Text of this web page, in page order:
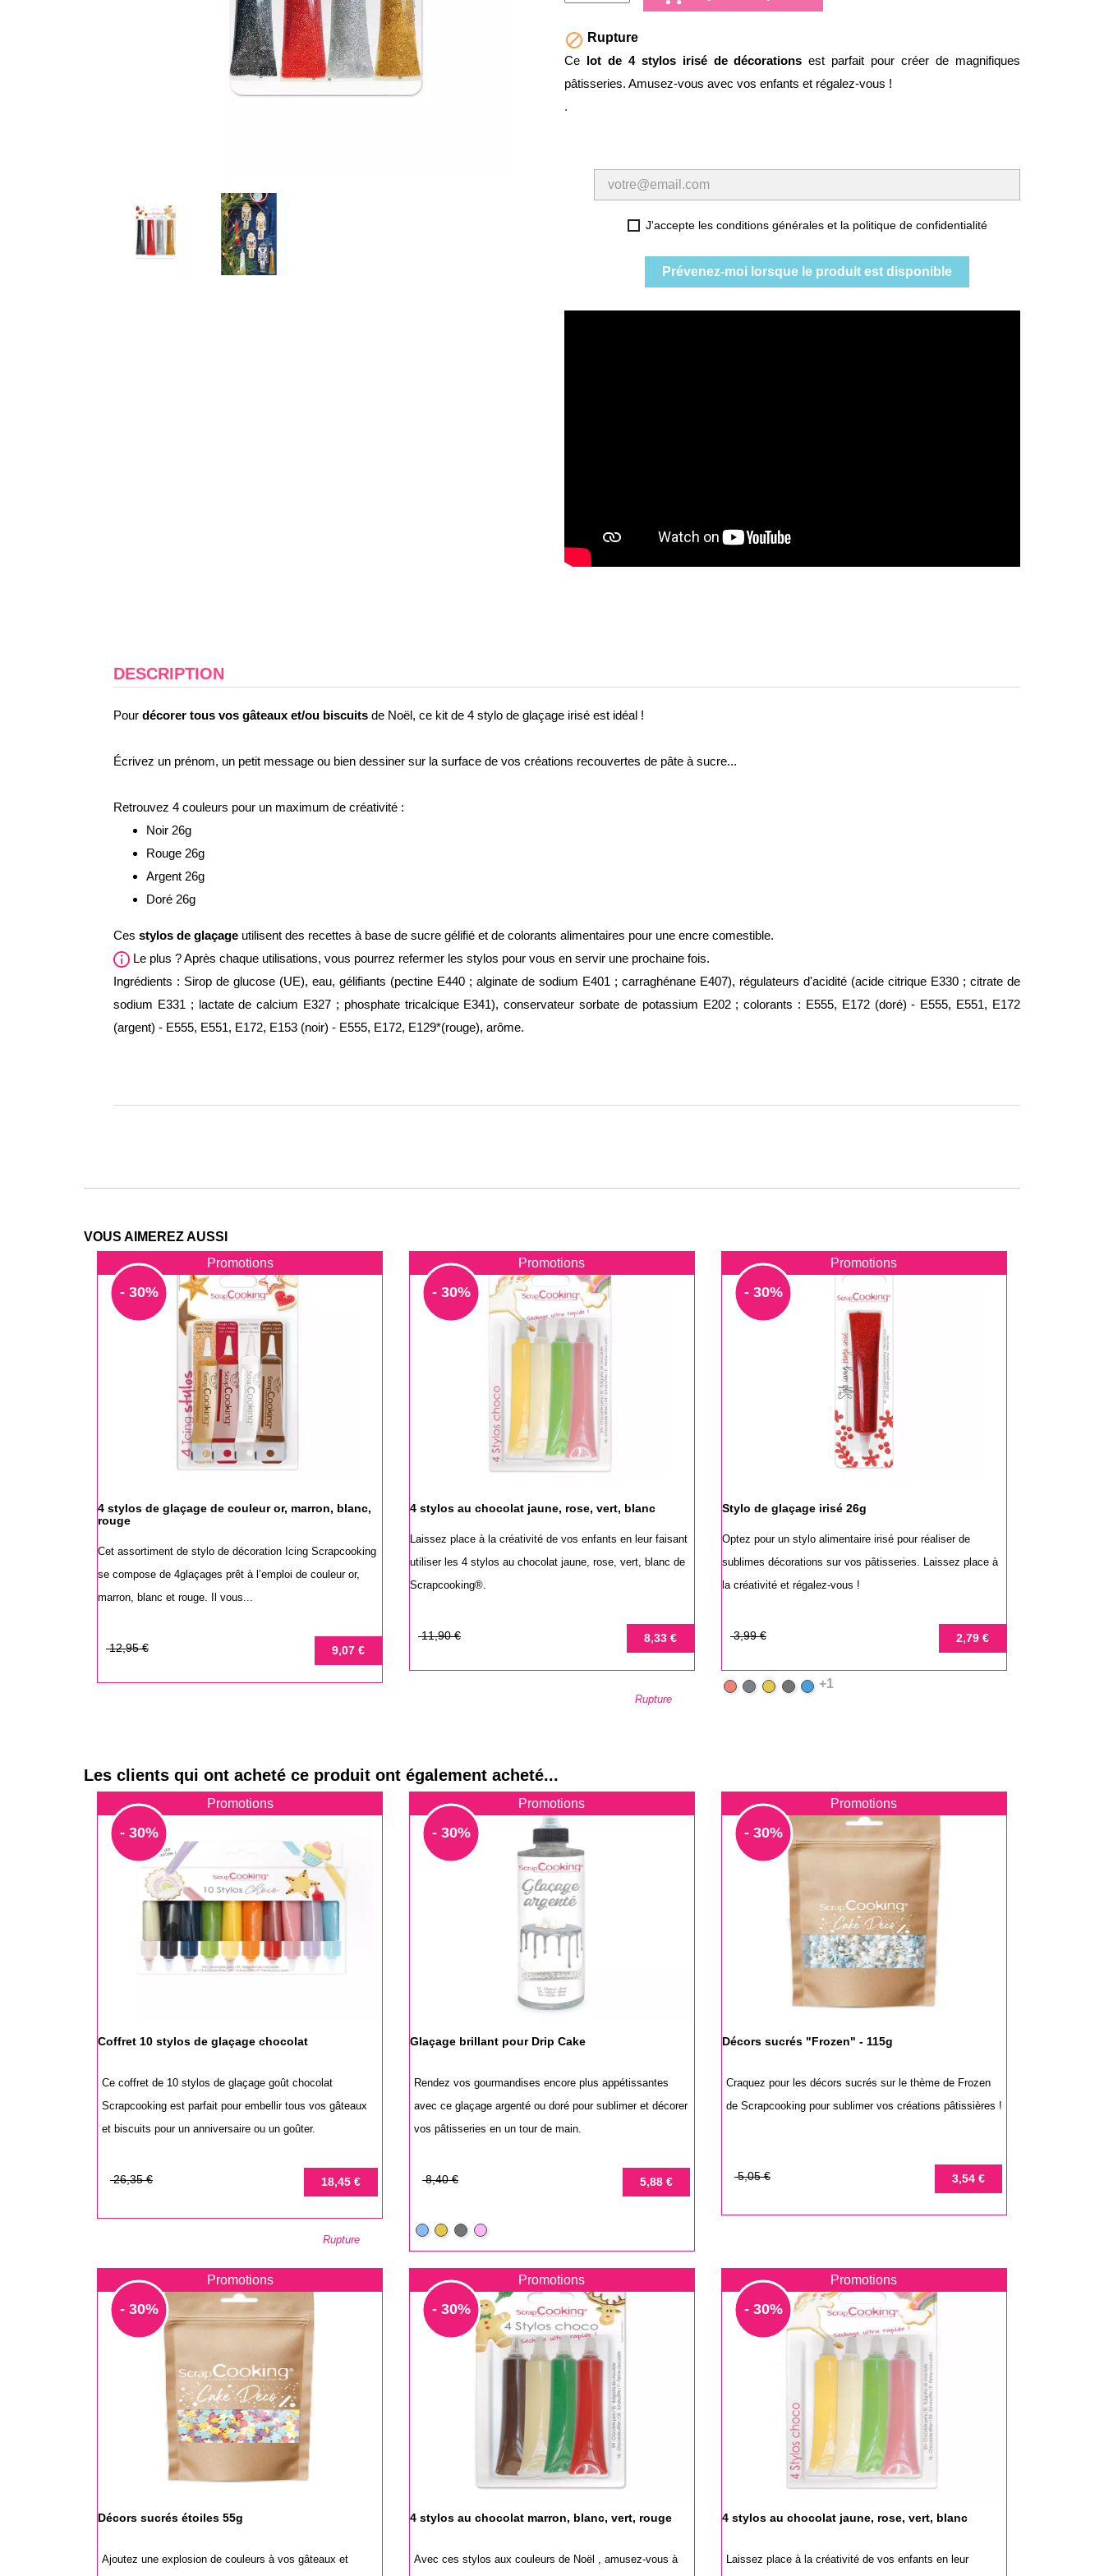
 Rupture
Ce lot de 4 stylos irisé de décorations est parfait pour créer de magnifiques
pâtisseries. Amusez-vous avec vos enfants et régalez-vous !
.
J'accepte les conditions générales et la politique de confidentialité
Prévenez-moi lorsque le produit est disponible
DESCRIPTION
Pour décorer tous vos gâteaux et/ou biscuits de Noël, ce kit de 4 stylo de glaçage irisé est idéal !
Écrivez un prénom, un petit message ou bien dessiner sur la surface de vos créations recouvertes de pâte à sucre...
Retrouvez 4 couleurs pour un maximum de créativité :
Noir 26g
Rouge 26g
Argent 26g
Doré 26g
Ces stylos de glaçage utilisent des recettes à base de sucre gélifié et de colorants alimentaires pour une encre comestible.
Le plus ? Après chaque utilisations, vous pourrez refermer les stylos pour vous en servir une prochaine fois.
Ingrédients : Sirop de glucose (UE), eau, gélifiants (pectine E440 ; alginate de sodium E401 ; carraghénane E407), régulateurs d'acidité (acide citrique E330 ; citrate de
sodium E331 ; lactate de calcium E327 ; phosphate tricalcique E341), conservateur sorbate de potassium E202 ; colorants : E555, E172 (doré) - E555, E551, E172
(argent) - E555, E551, E172, E153 (noir) - E555, E172, E129*(rouge), arôme.
VOUS AIMEREZ AUSSI
Promotions
- 30%
4 stylos de glaçage de couleur or, marron, blanc,
rouge
Cet assortiment de stylo de décoration Icing Scrapcooking
se compose de 4glaçages prêt à l’emploi de couleur or,
marron, blanc et rouge. Il vous...
Prix
12,95 €
Prix 9,07 €
Promotions
- 30%
4 stylos au chocolat jaune, rose, vert, blanc
Laissez place à la créativité de vos enfants en leur faisant
utiliser les 4 stylos au chocolat jaune, rose, vert, blanc de
Scrapcooking®.
Prix
11,90 €
Prix 8,33 €
Rupture
Promotions
- 30%
Stylo de glaçage irisé 26g
Optez pour un stylo alimentaire irisé pour réaliser de
sublimes décorations sur vos pâtisseries. Laissez place à
la créativité et régalez-vous !
Prix
base
3,99 €
Prix 2,79 €
Rouge
NoirOr Argenté
Bleu
+1
Les clients qui ont acheté ce produit ont également acheté...
Promotions
- 30%
Coffret 10 stylos de glaçage chocolat
Ce coffret de 10 stylos de glaçage goût chocolat
Scrapcooking est parfait pour embellir tous vos gâteaux
et biscuits pour un anniversaire ou un goûter.
Prix
26,35 €
Prix 18,45 €
Rupture
Promotions
- 30%
Glaçage brillant pour Drip Cake
Rendez vos gourmandises encore plus appétissantes
avec ce glaçage argenté ou doré pour sublimer et décorer
vos pâtisseries en un tour de main.
Prix
base
8,40 €
Prix 5,88 €
BleuOr Argenté
Rose
Promotions
- 30%
Décors sucrés "Frozen" - 115g
Craquez pour les décors sucrés sur le thème de Frozen
de Scrapcooking pour sublimer vos créations pâtissières !
Prix
5,05 €
Prix 3,54 €
Promotions
- 30%
Décors sucrés étoiles 55g
Ajoutez une explosion de couleurs à vos gâteaux et
Promotions
- 30%
4 stylos au chocolat marron, blanc, vert, rouge
Avec ces stylos aux couleurs de Noël , amusez-vous à
Promotions
- 30%
4 stylos au chocolat jaune, rose, vert, blanc
Laissez place à la créativité de vos enfants en leur